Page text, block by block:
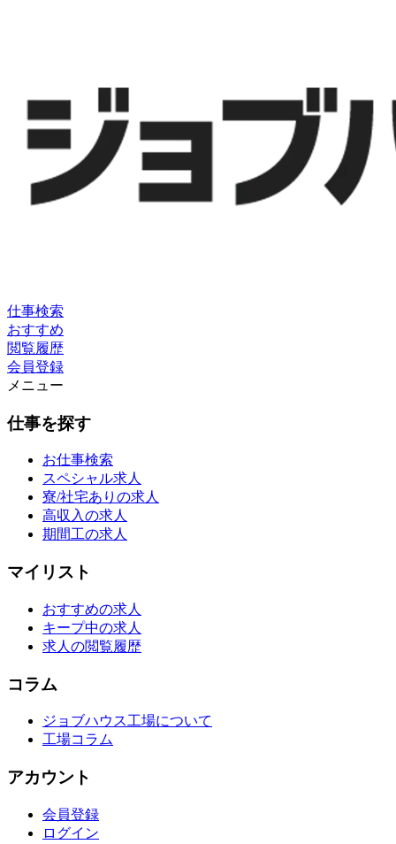
仕事検索
おすすめ
閲覧履歴
会員登録
メニュー
仕事を探す
お仕事検索
スペシャル求人
寮/社宅ありの求人
高収入の求人
期間工の求人
マイリスト
おすすめの求人
キープ中の求人
求人の閲覧履歴
コラム
ジョブハウス工場について
工場コラム
アカウント
会員登録
ログイン